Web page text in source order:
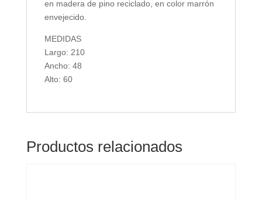
en madera de pino reciclado, en color marrón
envejecido.
MEDIDAS
Largo: 210
Ancho: 48
Alto: 60
Productos relacionados